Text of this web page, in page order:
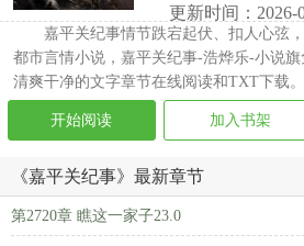
更新时间：2026-
嘉平关纪事情节跌宕起伏、扣人心弦
都市言情小说，嘉平关纪事-浩烨乐-小说
清爽干净的文字章节在线阅读和TXT下载。
开始阅读 加入书架
《嘉平关纪事》最新章节
第2720章 瞧这一家子23.0